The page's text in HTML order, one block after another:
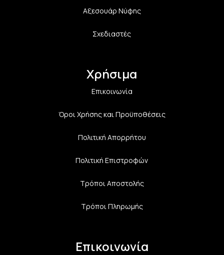
Αξεσουάρ Νύφης
Σχεδιαστές
Χρήσιμα
Επικοινωνία
Όροι Χρήσης και Προϋποθέσεις
Πολιτική Aπορρήτου
Πολιτική Επιστροφών
Τρόποι Αποστολής
Τρόποι Πληρωμής
Επικοινωνία